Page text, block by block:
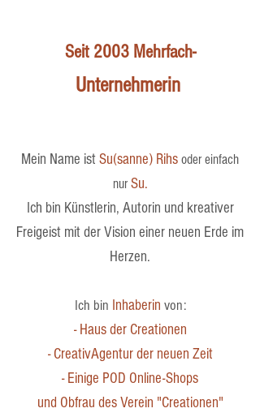
Seit 2003 Mehrfach-
Unternehmerin
Mein Name istSu(sanne) Rihs oder einfach
nurSu.
Ich bin Künstlerin, Autorin und kreativer
Freigeist mit der Vision einer neuen Erde im
Herzen.
Ich bin Inhaberin von:
- Haus der Creationen
- CreativAgentur der neuen Zeit
- Einige POD Online-Shops
und Obfrau des Verein "Creationen"